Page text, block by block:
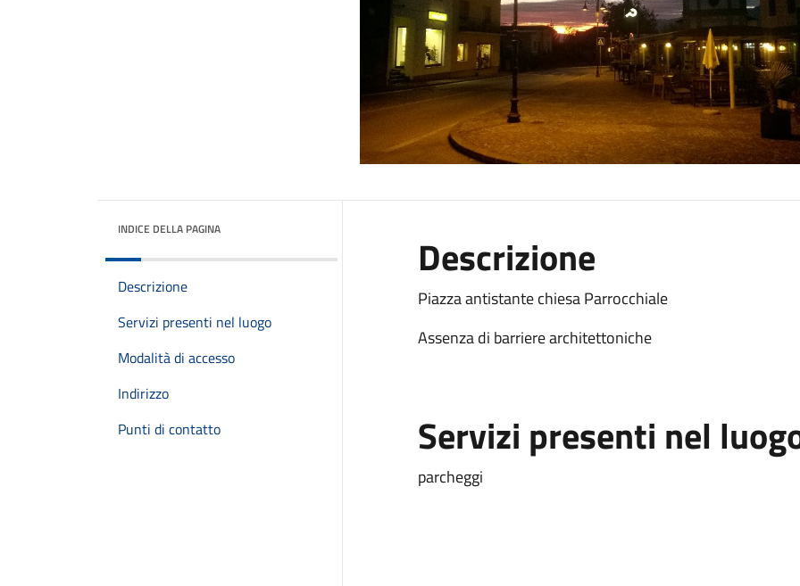
INDICE DELLA PAGINA
Descrizione
Servizi presenti nel luogo
Modalità di accesso
Indirizzo
Punti di contatto
Descrizione
Piazza antistante chiesa Parrocchiale
Assenza di barriere architettoniche
Servizi presenti nel
parcheggi